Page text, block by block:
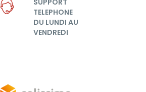
SUPPORT
TELEPHONE
DU LUNDI AU
VENDREDI